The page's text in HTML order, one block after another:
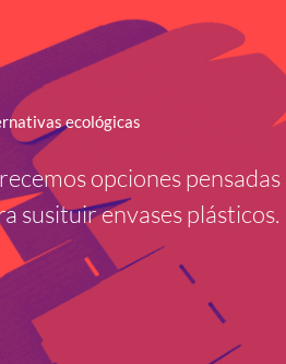
ecológicas
opciones
susituir envases plásticos.